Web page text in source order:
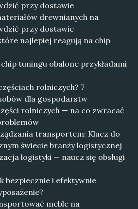
przy dostawie
drewnianych na
przy dostawie
najlepiej reagują na chip
tuningu obalone przykładami
rolniczych? 7
dla gospodarstw
rolniczych — na co zwracać
transportem: Klucz do
świecie branży logistycznej
logistyki — naucz się obsługi
bezpiecznie i efektywnie
meble na